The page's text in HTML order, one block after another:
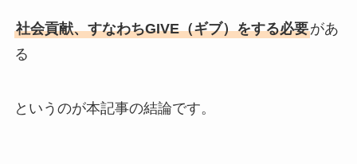
社会貢献、すなわちGIVE（ギブ）をする必要があ
る
というのが本記事の結論です。